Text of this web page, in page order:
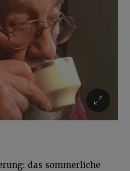
das sommerliche